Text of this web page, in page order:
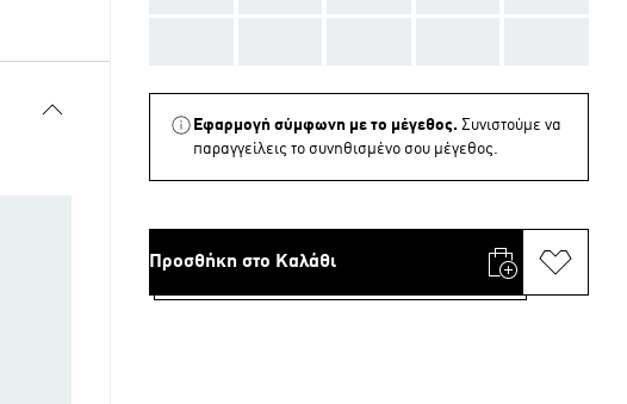
Εφαρμογή σύμφωνη με το μέγεθος. Συνιστούμε να
παραγγείλεις το συνηθισμένο σου μέγεθος.
Προσθήκη στο Καλάθι